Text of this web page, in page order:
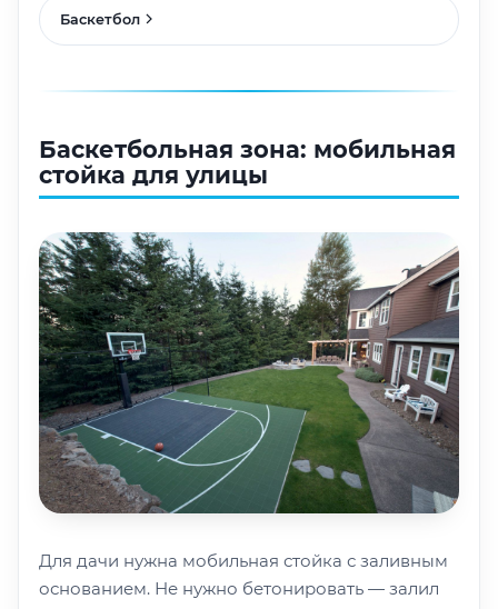
Баскетбол
Баскетбольная зона: мобильная
стойка для улицы
Для дачи нужна мобильная стойка с заливным
основанием. Не нужно бетонировать — залил